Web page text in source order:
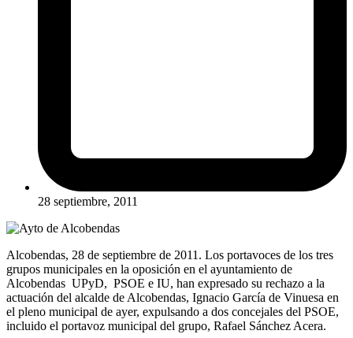
28 septiembre, 2011
Alcobendas, 28 de septiembre de 2011. Los portavoces de los tres
grupos municipales en la oposición en el ayuntamiento de
Alcobendas UPyD, PSOE e IU, han expresado su rechazo a la
actuación del alcalde de Alcobendas, Ignacio García de Vinuesa en
el pleno municipal de ayer, expulsando a dos concejales del PSOE,
incluido el portavoz municipal del grupo, Rafael Sánchez Acera.